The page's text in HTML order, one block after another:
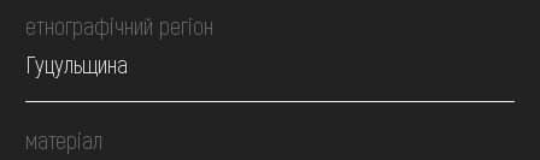
етнографічний регіон
Гуцульщина
матеріал